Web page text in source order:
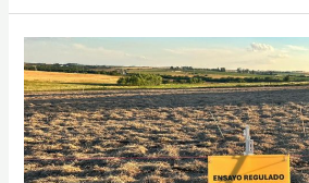
Evaluación
de
eficacia,
selectividad
y
comportamiento